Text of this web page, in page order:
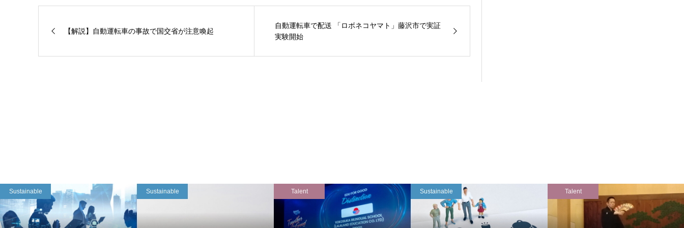
【解説】自動運転車の事故で国交省が注意喚起
自動運転車で配送 「ロボネコヤマト」藤沢市で実証
実験開始
Sustainable Sustainable Talent Sustainable Talent